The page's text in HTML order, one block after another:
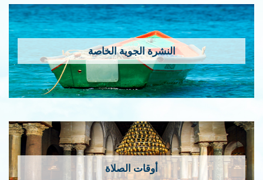
النشرة الجوية الخاصة
أوقات الصلاة